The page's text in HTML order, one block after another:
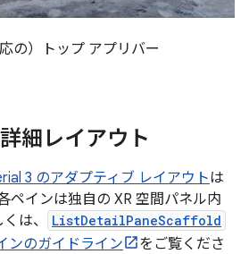
の）トップ アプリバー
詳細レイアウト
3 のアダプティブ レイアウトは
ペインは独自の XR 空間パネル内
は、
ListDetailPaneScaffold
ンのガイドライン
をご覧くださ